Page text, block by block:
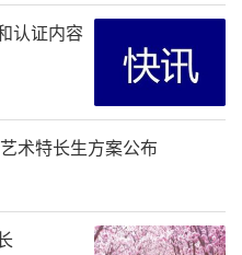
认证内容
术特长生方案公布